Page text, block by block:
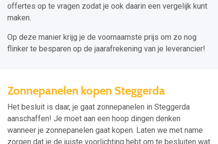
offertes op te vragen zodat je ook daarin een vergelijk kunt
maken.
Op deze manier krijg je de voornaamste prijs om zo nog
flinker te besparen op de jaarafrekening van je leverancier!
Zonnepanelen kopen Steggerda
Het besluit is daar, je gaat zonnepanelen in Steggerda
aanschaffen! Je moet aan een hoop dingen denken
wanneer je zonnepanelen gaat kopen. Laten we met name
zorgen dat je de juiste voorlichting hebt om te besluiten wat